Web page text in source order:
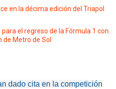
en la décima edición del Triapol
el regreso de la Fórmula 1 con
Metro de Sol
dado cita en la competición